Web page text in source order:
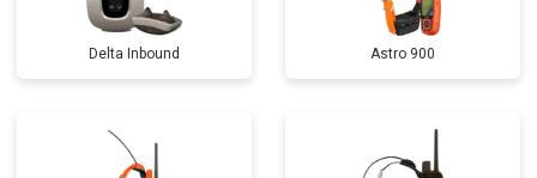
Delta Inbound Astro 900